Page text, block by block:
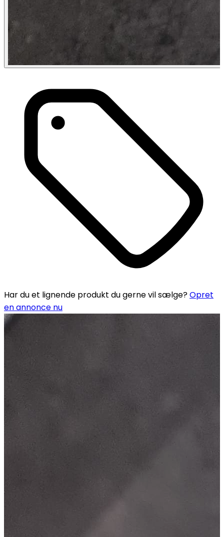
Har du et lignende produkt du gerne vil sælge?Opret
en annonce nu